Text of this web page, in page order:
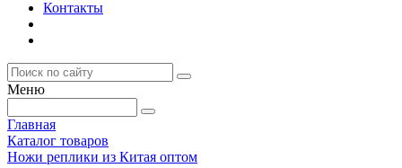
Контакты
Меню
Главная
Каталог товаров
Ножи реплики из Китая оптом